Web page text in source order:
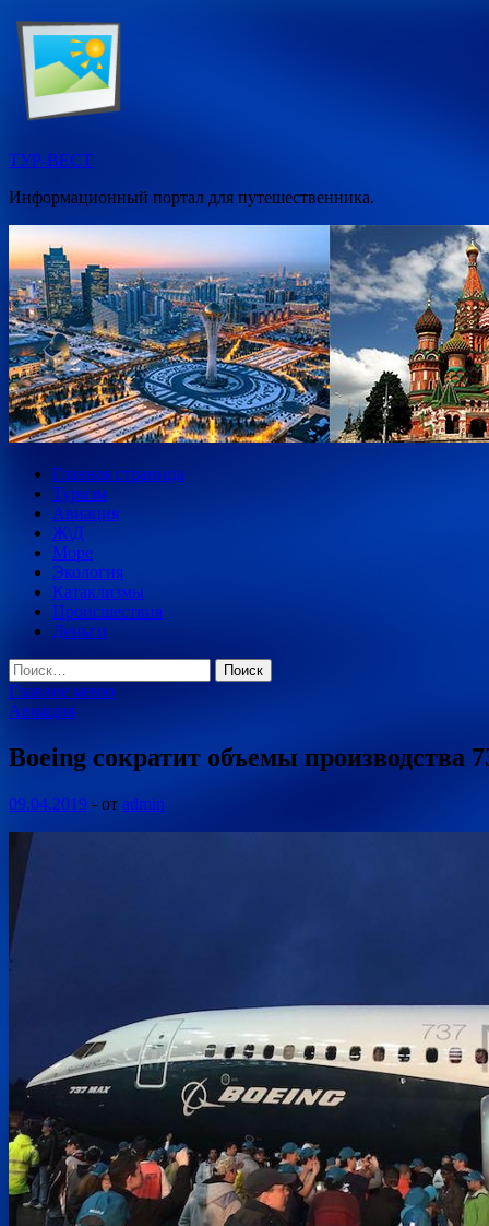
Перейти
содержимому
ТУР-ВЕСТ
Информационный портал для путешественника.
Главная страница
Туризм
Авиация
Ж\Д
Море
Экология
Катаклизмы
Происшествия
Деньги
Найти:
Главное меню
Авиация
Boeing cократит объемы производства
09.04.2019 - от admin